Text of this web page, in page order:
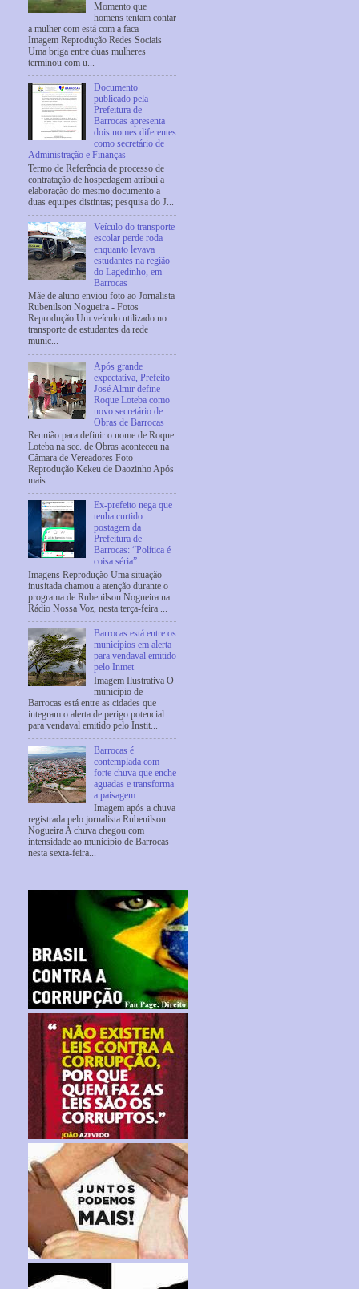
Momento que
homens tentam contar
a mulher com está com a faca -
Imagem Reprodução Redes Sociais
Uma briga entre duas mulheres
terminou com u...
Documento
publicado pela
Prefeitura de
Barrocas apresenta
dois nomes diferentes
como secretário de
Administração e Finanças
Termo de Referência de processo de
contratação de hospedagem atribui a
elaboração do mesmo documento a
duas equipes distintas; pesquisa do J...
Veículo do transporte
escolar perde roda
enquanto levava
estudantes na região
do Lagedinho, em
Barrocas
Mãe de aluno enviou foto ao Jornalista
Rubenilson Nogueira - Fotos
Reprodução Um veículo utilizado no
transporte de estudantes da rede
munic...
Após grande
expectativa, Prefeito
José Almir define
Roque Loteba como
novo secretário de
Obras de Barrocas
Reunião para definir o nome de Roque
Loteba na sec. de Obras aconteceu na
Câmara de Vereadores Foto
Reprodução Kekeu de Daozinho Após
mais ...
Ex-prefeito nega que
tenha curtido
postagem da
Prefeitura de
Barrocas: “Política é
coisa séria”
Imagens Reprodução Uma situação
inusitada chamou a atenção durante o
programa de Rubenilson Nogueira na
Rádio Nossa Voz, nesta terça-feira ...
Barrocas está entre os
municípios em alerta
para vendaval emitido
pelo Inmet
Imagem Ilustrativa O
município de
Barrocas está entre as cidades que
integram o alerta de perigo potencial
para vendaval emitido pelo Instit...
Barrocas é
contemplada com
forte chuva que enche
aguadas e transforma
a paisagem
Imagem após a chuva
registrada pelo jornalista Rubenilson
Nogueira A chuva chegou com
intensidade ao município de Barrocas
nesta sexta-feira...